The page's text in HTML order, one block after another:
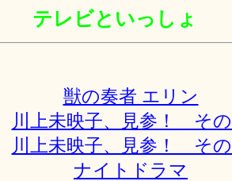
テレビといっしょ
獣の奏者 エリン
川上未映子、見参！ そ
川上未映子、見参！ そ
ナイトドラマ